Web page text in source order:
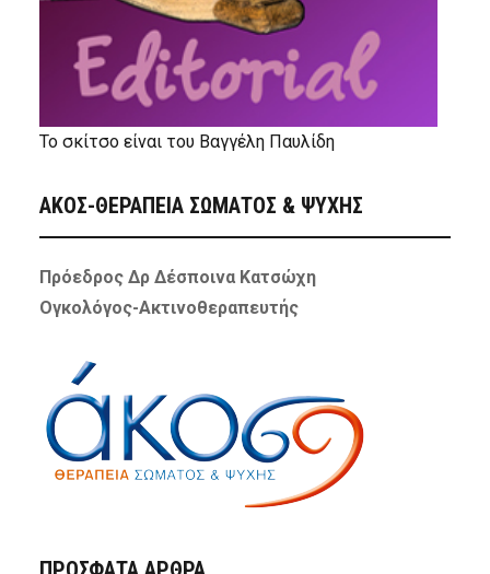
Το σκίτσο είναι του Βαγγέλη Παυλίδη
ΑΚΟΣ-ΘΕΡΑΠΕΙΑ ΣΩΜΑΤΟΣ & ΨΥΧΗΣ
Πρόεδρος Δρ Δέσποινα Κατσώχη
Ογκολόγος-Ακτινοθεραπευτής